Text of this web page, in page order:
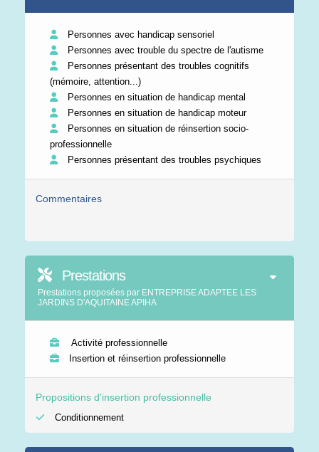
Personnes avec handicap sensoriel
Personnes avec trouble du spectre de l'autisme
Personnes présentant des troubles cognitifs
(mémoire, attention...)
Personnes en situation de handicap mental
Personnes en situation de handicap moteur
Personnes en situation de réinsertion socio-
professionnelle
Personnes présentant des troubles psychiques
Commentaires
Prestations
Prestations proposées par ENTREPRISE ADAPTEE LES
JARDINS D'AQUITAINE APIHA
Activité professionnelle
Insertion et réinsertion professionnelle
Propositions d'insertion professionnelle
Conditionnement